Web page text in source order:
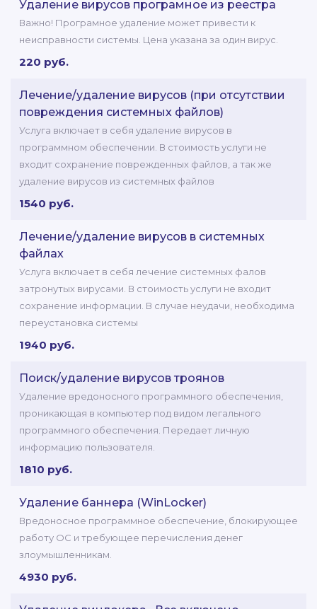
Удаление вирусов програмное из реестра
Важно! Програмное удаление может привести к
неисправности системы. Цена указана за один вирус.
220 руб.
Лечение/удаление вирусов (при отсутствии
повреждения системных файлов)
Услуга включает в себя удаление вирусов в
программном обеспечении. В стоимость услуги не
входит сохранение поврежденных файлов, а так же
удаление вирусов из системных файлов
1540 руб.
Лечение/удаление вирусов в системных
файлах
Услуга включает в себя лечение системных фалов
затронутых вирусами. В стоимость услуги не входит
сохранение информации. В случае неудачи, необходима
переустановка системы
1940 руб.
Поиск/удаление вирусов троянов
Удаление вредоносного программного обеспечения,
проникающая в компьютер под видом легального
программного обеспечения. Передает личную
информацию пользователя.
1810 руб.
Удаление баннера (WinLocker)
Вредоносное программное обеспечение, блокирующее
работу ОС и требующее перечисления денег
злоумышленникам.
4930 руб.